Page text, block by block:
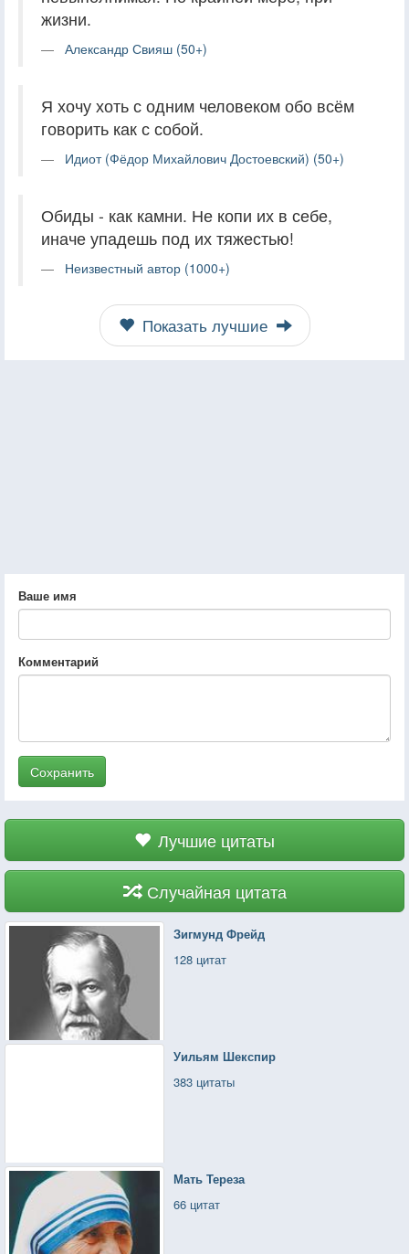
жизни.
Александр Свияш (50+)
Я хочу хоть с одним человеком обо всём
говорить как с собой.
Идиот (Фёдор Михайлович Достоевский) (50+)
Обиды - как камни. Не копи их в себе,
иначе упадешь под их тяжестью!
Неизвестный автор (1000+)
Показать лучшие
Ваше имя
Комментарий
Сохранить
Лучшие цитаты
Случайная цитата
Зигмунд Фрейд
128 цитат
Уильям Шекспир
383 цитаты
Мать Тереза
66 цитат